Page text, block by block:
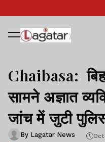
Chaibasa:
सामने अज्ञात
जांच में जुटी
By Lagatar News